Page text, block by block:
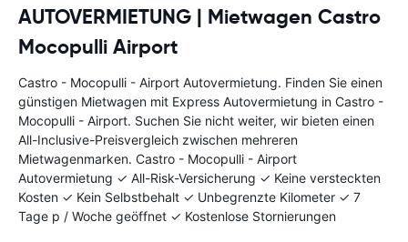
AUTOVERMIETUNG | Mietwagen Castro
Mocopulli Airport
Castro - Mocopulli - Airport Autovermietung. Finden Sie einen
günstigen Mietwagen mit Express Autovermietung in Castro -
Mocopulli - Airport. Suchen Sie nicht weiter, wir bieten einen
All-Inclusive-Preisvergleich zwischen mehreren
Mietwagenmarken. Castro - Mocopulli - Airport
Autovermietung ✓ All-Risk-Versicherung ✓ Keine versteckten
Kosten ✓ Kein Selbstbehalt ✓ Unbegrenzte Kilometer ✓ 7
Tage p / Woche geöffnet ✓ Kostenlose Stornierungen